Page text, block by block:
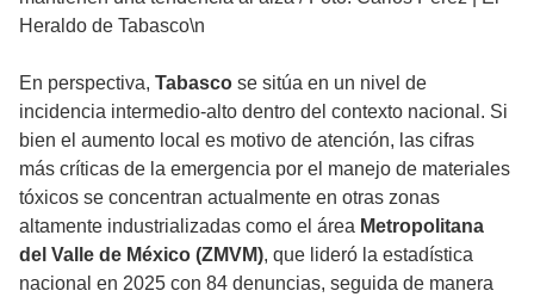
Heraldo de Tabasco\n
En perspectiva, Tabasco se sitúa en un nivel de
incidencia intermedio-alto dentro del contexto nacional. Si
bien el aumento local es motivo de atención, las cifras
más críticas de la emergencia por el manejo de materiales
tóxicos se concentran actualmente en otras zonas
altamente industrializadas como el área Metropolitana
del Valle de México (ZMVM), que lideró la estadística
nacional en 2025 con 84 denuncias, seguida de manera